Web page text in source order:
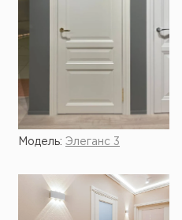
Модель: Элеганс 3